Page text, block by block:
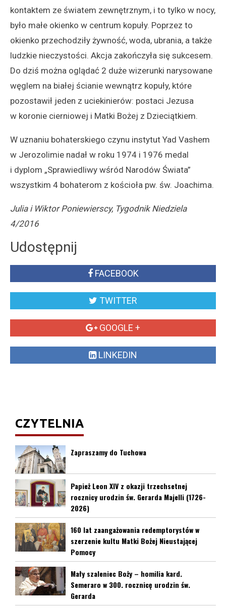
kontaktem ze światem zewnętrznym, i to tylko w nocy,
było małe okienko w centrum kopuły. Poprzez to
okienko przechodziły żywność, woda, ubrania, a także
ludzkie nieczystości. Akcja zakończyła się sukcesem.
Do dziś można oglądać 2 duże wizerunki narysowane
węglem na białej ścianie wewnątrz kopuły, które
pozostawił jeden z uciekinierów: postaci Jezusa
w koronie cierniowej i Matki Bożej z Dzieciątkiem.
W uznaniu bohaterskiego czynu instytut Yad Vashem
w Jerozolimie nadał w roku 1974 i 1976 medal
i dyplom „Sprawiedliwy wśród Narodów Świata”
wszystkim 4 bohaterom z kościoła pw. św. Joachima.
Julia i Wiktor Poniewierscy, Tygodnik Niedziela
4/2016
Udostępnij
FACEBOOK
TWITTER
GOOGLE +
LINKEDIN
CZYTELNIA
Zapraszamy do Tuchowa
Papież Leon XIV z okazji trzechsetnej
rocznicy urodzin św. Gerarda Majelli (1726-
2026)
160 lat zaangażowania redemptorystów w
szerzenie kultu Matki Bożej Nieustającej
Pomocy
Mały szaleniec Boży – homilia kard.
Semeraro w 300. rocznicę urodzin św.
Gerarda